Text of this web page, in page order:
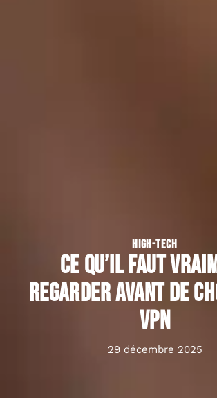
HIGH-TECH
Ce qu’il faut
regarder avant de
VPN
29 décembre 2025